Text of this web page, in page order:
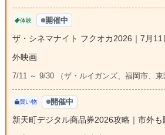
体験 開催中
ザ・シネマナイト フクオカ2026｜7月
外映画
7/11 ～ 9/30 （ザ・ルイガンズ、福岡市、東
買い物 開催中
新天町デジタル商品券2026攻略｜市外